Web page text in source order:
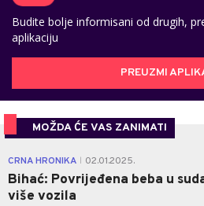
Budite bolje informisani od drugih,
aplikaciju
PREUZMI
MOŽDA ĆE VAS ZANIMATI
CRNA HRONIKA 02.01.2025.
Bihać: Povrijeđena beba u
više vozila